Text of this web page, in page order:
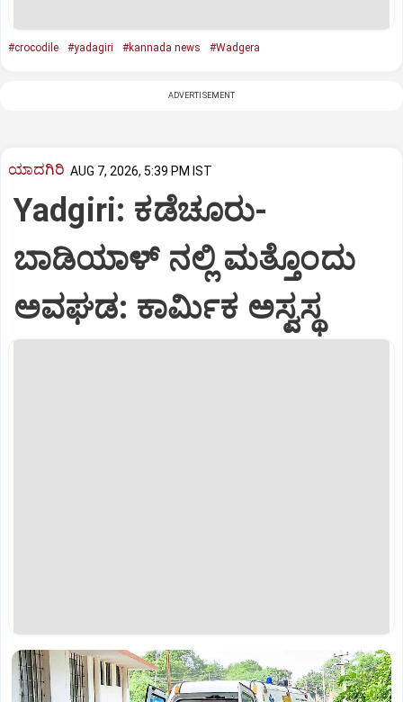
#crocodile #yadagiri #kannada news #Wadgera
ADVERTISEMENT
ಯಾದಗಿರಿ AUG 7, 2026, 5:39 PM IST
Yadgiri: ಕಡೆಚೂರು-
ಬಾಡಿಯಾಳ್ ನಲ್ಲಿ ಮತ್ತೊಂದು
ಅವಘಡ: ಕಾರ್ಮಿಕ ಅಸ್ವಸ್ಥ